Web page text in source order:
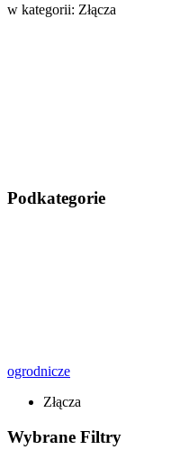
w kategorii: Złącza
Podkategorie
ogrodnicze
Złącza
Wybrane Filtry